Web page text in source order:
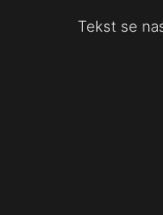
Tekst se